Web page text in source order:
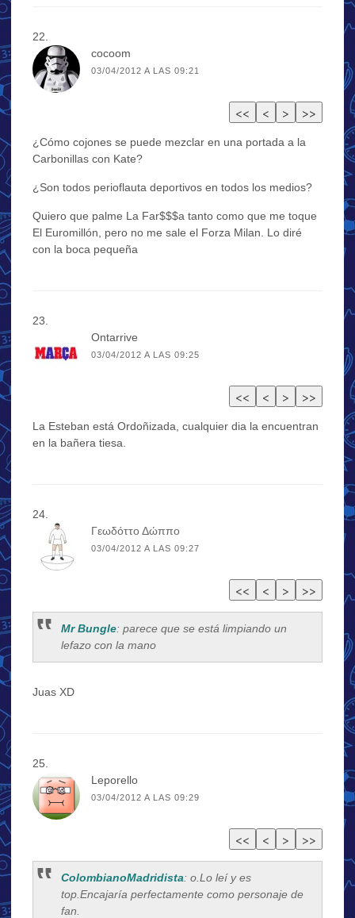
cocoom
03/04/2012 A LAS 09:21
¿Cómo cojones se puede mezclar en una portada a la
Carbonillas con Kate?
¿Son todos perioflauta deportivos en todos los medios?
Quiero que palme La Far$$$a tanto como que me toque
El Euromillón, pero no me sale el Forza Milan. Lo diré
con la boca pequeña
Ontarrive
03/04/2012 A LAS 09:25
La Esteban está Ordoñizada, cualquier dia la encuentran
en la bañera tiesa.
Γεωδόττο Δώππο
03/04/2012 A LAS 09:27
Mr Bungle: parece que se está limpiando un
lefazo con la mano
Juas XD
Leporello
03/04/2012 A LAS 09:29
ColombianoMadridista: o.Lo leí y es
top.Encajaría perfectamente como personaje de
fan.